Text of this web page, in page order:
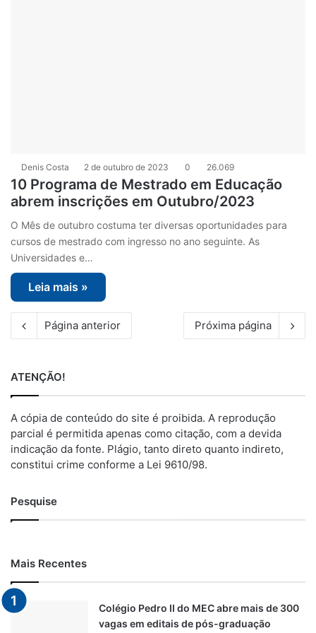
Denis Costa 2 de outubro de 2023 0 26.069
10 Programa de Mestrado em Educação
abrem inscrições em Outubro/2023
O Mês de outubro costuma ter diversas oportunidades para
cursos de mestrado com ingresso no ano seguinte. As
Universidades e…
Leia mais »
Página anterior Próxima página
ATENÇÃO!
A cópia de conteúdo do site é proibida. A reprodução
parcial é permitida apenas como citação, com a devida
indicação da fonte. Plágio, tanto direto quanto indireto,
constitui crime conforme a Lei 9610/98.
Pesquise
Mais Recentes
Colégio Pedro II do MEC abre mais de 300
vagas em editais de pós-graduação